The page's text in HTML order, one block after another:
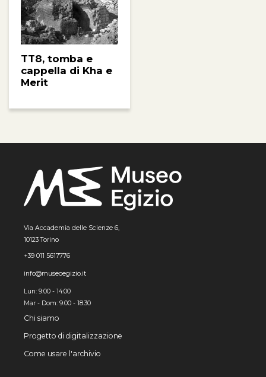
TT8, tomba e
cappella di Kha e
Merit
Via Accademia delle Scienze 6,
10123 Torino
+39 011 5617776
info@museoegizio.it
Lun: 9:00 - 14:00
Mar - Dom: 9.00 - 18.30
Chi siamo
Progetto di digitalizzazione
Come usare l'archivio